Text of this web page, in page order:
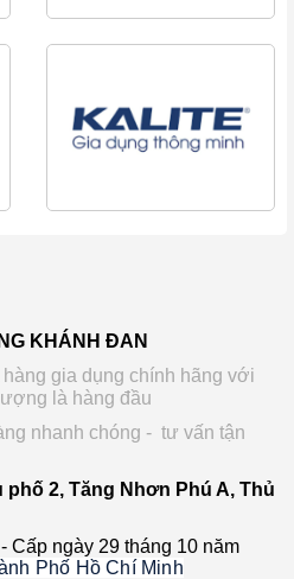
KHÁNH ĐAN
gia dụng chính hãng với
là hàng đầu
nhanh chóng - tư vấn tận
phố 2, Tăng Nhơn Phú A, Thủ
Cấp ngày 29 tháng 10 năm
Phố Hồ Chí Minh